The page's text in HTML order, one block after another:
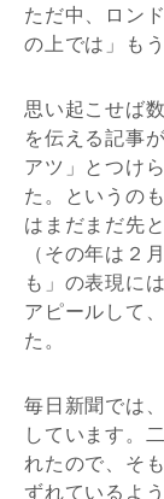
ただ中、ロン
の上では」も
思い起こせば
を伝える記事
アツ」とつけ
た。というの
はまだまだ先
（その年は２
も」の表現に
アピールして
た。
毎日新聞では
しています。
れたので、そ
ずれているよ